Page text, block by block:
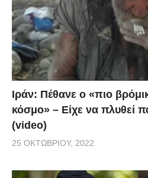
Ιράν: Πέθανε ο «πιο
κόσμο» – Είχε να πλυθεί
(video)
25 ΟΚΤΩΒΡΊΟΥ, 2022